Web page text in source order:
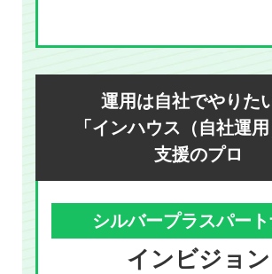
運用は自社でやりた
「インハウス（自社運用
支援のプロ
シルバープラスパー
インビジョン